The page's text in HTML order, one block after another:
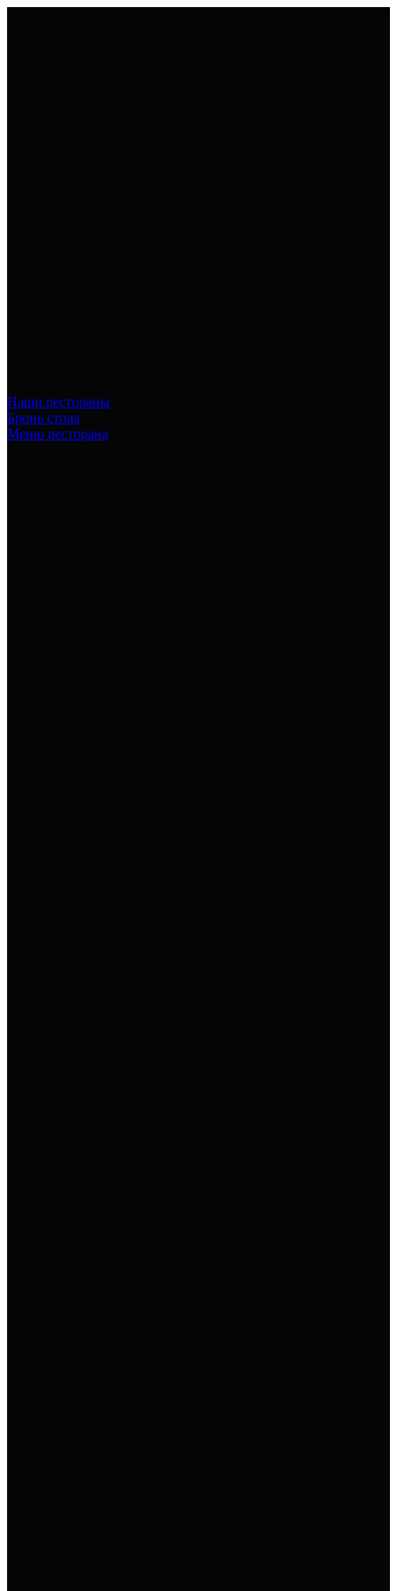
Наши рестораны
Бронь стола
Меню ресторана